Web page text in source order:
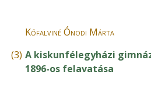
Kőfalviné Ónodi Márta
(3) A kiskunfélegyházi
1896-os felavatása